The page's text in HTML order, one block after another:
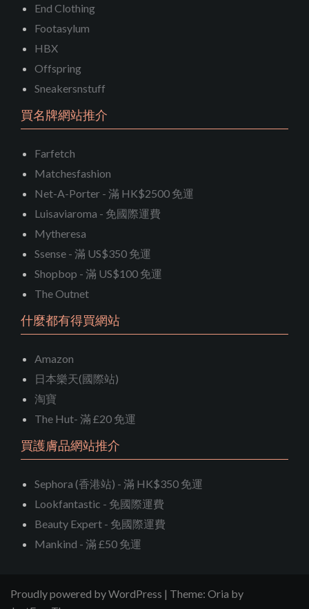
End Clothing
Footasylum
HBX
Offspring
Sneakersnstuff
買名牌網站推介
Farfetch
Matchesfashion
Net-A-Porter - 滿 HK$2500 免運
Luisaviaroma - 免國際運費
Mytheresa
Ssense - 滿 US$350 免運
Shopbop - 滿 US$100 免運
The Outnet
什麼都有得買網站
Amazon
日本樂天(國際站)
淘寶
The Hut- 滿 £20 免運
買護膚品網站推介
Sephora (香港站) - 滿 HK$350 免運
Lookfantastic - 免國際運費
Beauty Expert - 免國際運費
Mankind - 滿 £50 免運
Proudly powered by WordPress | Theme: Oria by